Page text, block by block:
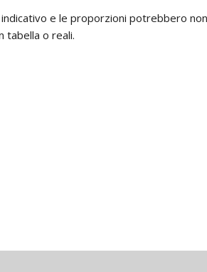
e le proporzioni potrebbero
tabella o reali.